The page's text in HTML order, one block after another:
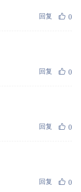
回复 0
回复 0
回复 0
回复 0